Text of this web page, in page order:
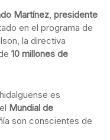
Martínez presidente
en el programa de
la directiva
10 millones de
es
Mundial de
son conscientes de